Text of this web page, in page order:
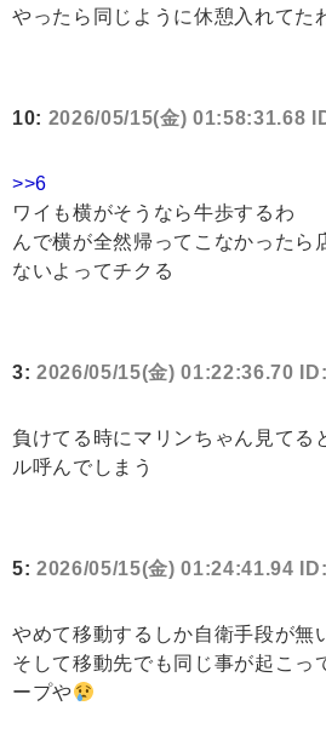
やったら同じように休憩入れてた
10: 2026/05/15(金) 01:58:31.68
>>6
ワイも横がそうなら牛歩するわ
んで横が全然帰ってこなかったら
ないよってチクる
3: 2026/05/15(金) 01:22:36.70
負けてる時にマリンちゃん見てる
ル呼んでしまう
5: 2026/05/15(金) 01:24:41.94
やめて移動するしか自衛手段が無
そして移動先でも同じ事が起こっ
ープや